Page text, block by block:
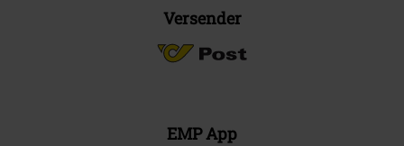
Versender
EMP App